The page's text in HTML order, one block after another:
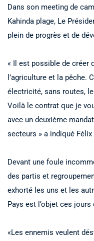
Dans son meeting de
Kahinda plage, Le
plein de progrès et de
« Il est possible de créer
l’agriculture et la pêche.
électricité, sans routes,
Voilà le contrat que je
avec un deuxième
secteurs » a indiqué
Devant une foule
des partis et
exhorté les uns et les
Pays est l’objet ces
«Les ennemis veulent